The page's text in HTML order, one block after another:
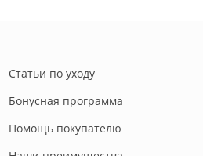
Статьи по уходу
Бонусная программа
Помощь покупателю